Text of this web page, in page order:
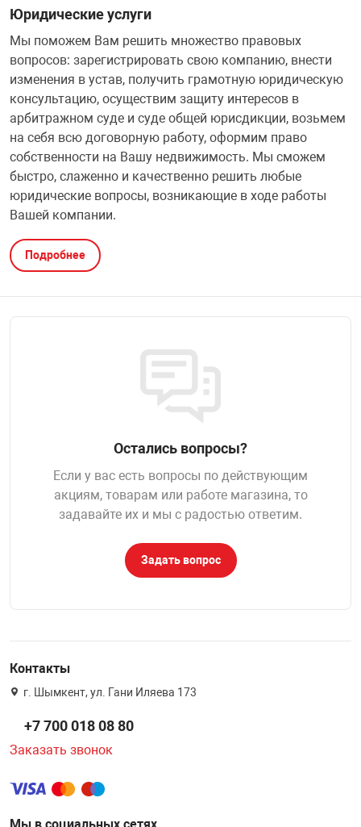
Юридические услуги
Мы поможем Вам решить множество правовых
вопросов: зарегистрировать свою компанию, внести
изменения в устав, получить грамотную юридическую
консультацию, осуществим защиту интересов в
арбитражном суде и cуде общей юрисдикции, возьмем
на себя всю договорную работу, оформим право
собственности на Вашу недвижимость. Мы сможем
быстро, слаженно и качественно решить любые
юридические вопросы, возникающие в ходе работы
Вашей компании.
Подробнее
Остались вопросы?
Если у вас есть вопросы по действующим
акциям, товарам или работе магазина, то
задавайте их и мы с радостью ответим.
Задать вопрос
Контакты
г. Шымкент, ул. Гани Иляева 173
+7 700 018 08 80
Заказать звонок